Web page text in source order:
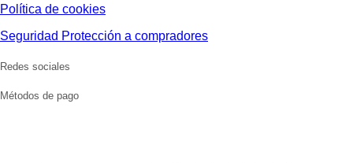
Política de cookies
Seguridad Protección a compradores
Redes sociales
Métodos de pago